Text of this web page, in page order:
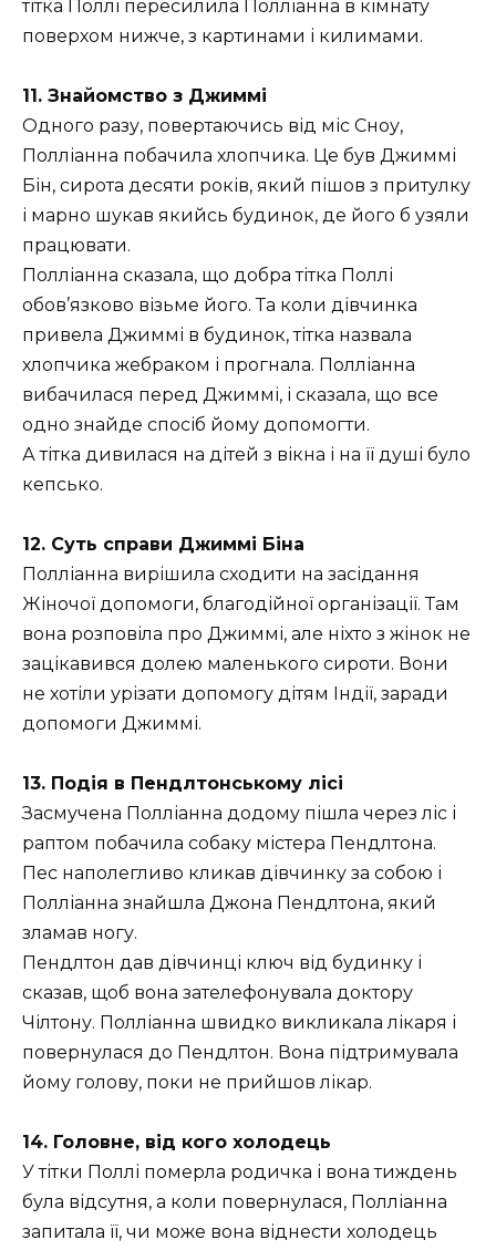
тітка Поллі пересилила Полліанна в кімнату
поверхом нижче, з картинами і килимами.
11. Знайомство з Джиммі
Одного разу, повертаючись від міс Сноу,
Полліанна побачила хлопчика. Це був Джиммі
Бін, сирота десяти років, який пішов з притулку
і марно шукав якийсь будинок, де його б узяли
працювати.
Полліанна сказала, що добра тітка Поллі
обов’язково візьме його. Та коли дівчинка
привела Джиммі в будинок, тітка назвала
хлопчика жебраком і прогнала. Полліанна
вибачилася перед Джиммі, і сказала, що все
одно знайде спосіб йому допомогти.
А тітка дивилася на дітей з вікна і на її душі було
кепсько.
12. Суть справи Джиммі Біна
Полліанна вирішила сходити на засідання
Жіночої допомоги, благодійної організації. Там
вона розповіла про Джиммі, але ніхто з жінок не
зацікавився долею маленького сироти. Вони
не хотіли урізати допомогу дітям Індії, заради
допомоги Джиммі.
13. Подія в Пендлтонському лісі
Засмучена Полліанна додому пішла через ліс і
раптом побачила собаку містера Пендлтона.
Пес наполегливо кликав дівчинку за собою і
Полліанна знайшла Джона Пендлтона, який
зламав ногу.
Пендлтон дав дівчинці ключ від будинку і
сказав, щоб вона зателефонувала доктору
Чілтону. Полліанна швидко викликала лікаря і
повернулася до Пендлтон. Вона підтримувала
йому голову, поки не прийшов лікар.
14. Головне, від кого холодець
У тітки Поллі померла родичка і вона тиждень
була відсутня, а коли повернулася, Полліанна
запитала її, чи може вона віднести холодець